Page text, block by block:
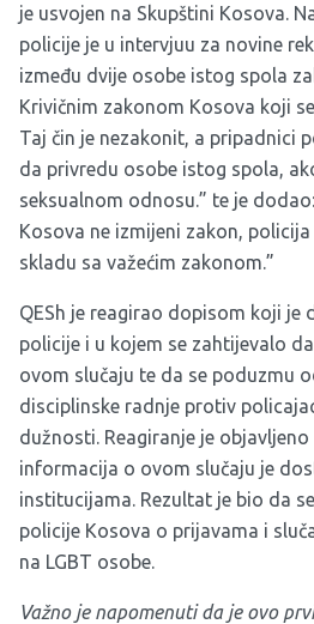
je usvojen na Skupštini Kosova.
policije je u intervjuu za novine
između dvije osobe istog spola
Krivičnim zakonom Kosova koji
Taj čin je nezakonit, a pripadnici
da privredu osobe istog spola,
seksualnom odnosu.” te je
Kosova ne izmijeni zakon,
skladu sa važećim zakonom.”
QESh je reagirao dopisom koji je
policije i u kojem se zahtijevalo
ovom slučaju te da se poduzmu
disciplinske radnje protiv
dužnosti. Reagiranje je
informacija o ovom slučaju je
institucijama. Rezultat je bio da
policije Kosova o prijavama i
na LGBT osobe.
Važno je napomenuti da je ovo